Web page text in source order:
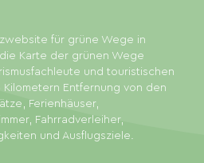
für grüne Wege in
Karte der grünen Wege
und touristischen
Entfernung von den
Ferienhäuser,
Fahrradverleiher,
und Ausflugsziele.